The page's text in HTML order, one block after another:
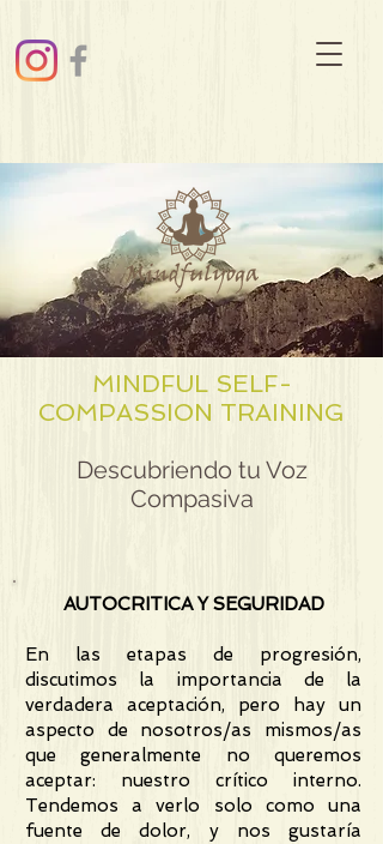
MINDFUL SELF-
COMPASSION TRAINING
Descubriendo tu Voz
Compasiva
AUTOCRITICA Y SEGURIDAD
En las etapas de progresión,
discutimos la importancia de la
verdadera aceptación, pero hay un
aspecto de nosotros/as mismos/as
que generalmente no queremos
aceptar: nuestro crítico interno.
Tendemos a verlo solo como una
fuente de dolor, y nos gustaría